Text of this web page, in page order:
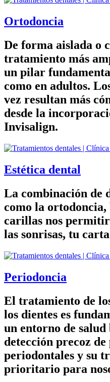
Ortodoncia
De forma aislada o
tratamiento más
un pilar
como en adultos.
vez resultan más
desde la
Invisalign.
Estética dental
La combinación de
como la
carillas nos
las sonrisas, tu
Periodoncia
El tratamiento de
los dientes es
un entorno de
detección precoz
periodontales y su
prioritario para